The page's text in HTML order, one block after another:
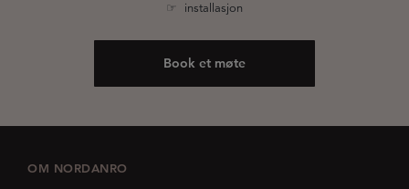
☞ installasjon
Book et møte
OM NORDANRO